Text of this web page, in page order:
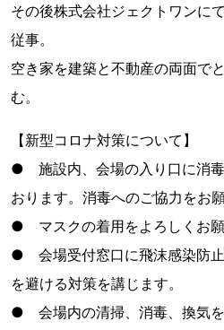
その後株式会社ジェクトワンに
従事。
空き家を建築と不動産の両面で
む。
【新型コロナ対策について】
● 施設内、会場の入り口に消
おります。消毒へのご協力をお
● マスクの着用をよろしくお願
● 会場受付窓口に飛沫感染防
を避ける対策を講じます。
● 会場内の清掃、消毒、換気を